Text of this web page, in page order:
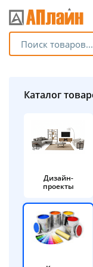
Каталог
Дизайн-
проекты
без
График
Сегодня
%